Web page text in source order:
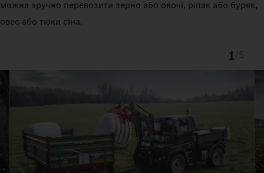
можна зручно перевозити зерно або овочі, ріпак або буряк,
овес або тюки сіна.
1